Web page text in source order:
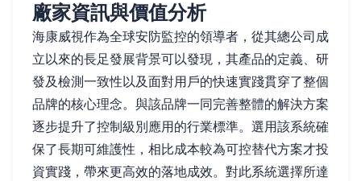
廠家資訊與價值分析
海康威視作為全球安防監控的領導者，從其總公司成
立以來的長足發展背景可以發現，其產品的定義、研
發及檢測一致性以及面對用戶的快速實踐貫穿了整個
品牌的核心理念。與該品牌一同完善整體的解決方案
逐步提升了控制級別應用的行業標準。選用該系統確
保了長期可維護性，相比成本較為可控替代方案才投
資實踐，帶來更高效的落地成效。對此系統選擇所達